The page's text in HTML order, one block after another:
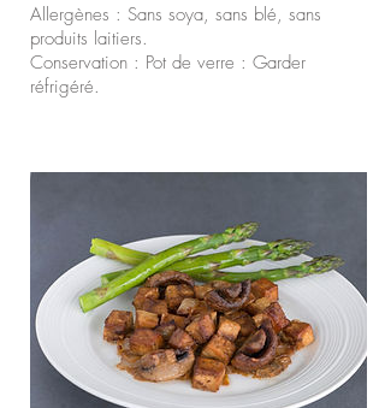
Allergènes : Sans soya, sans blé, sans
produits laitiers.
Conservation : Pot de verre : Garder
réfrigéré.